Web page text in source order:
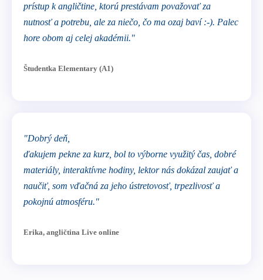
prístup k angličtine, ktorú prestávam považovať za
nutnosť a potrebu, ale za niečo, čo ma ozaj baví :-). Palec
hore obom aj celej akadémii."
Študentka Elementary (A1)
"Dobrý deň,
ďakujem pekne za kurz, bol to výborne využitý čas, dobré
materiály, interaktívne hodiny, lektor nás dokázal zaujať a
naučiť, som vďačná za jeho ústretovosť, trpezlivosť a
pokojnú atmosféru."
Erika, angličtina Live online